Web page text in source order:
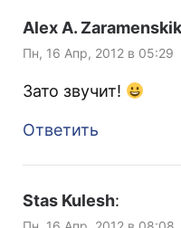
Alex A.
Пн, 16 Апр, 2012 в 05:29
Зато звучит!
Ответить
Stas Kulesh: